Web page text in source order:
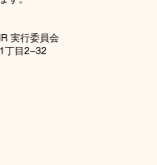
実行委員会
丁目2−32